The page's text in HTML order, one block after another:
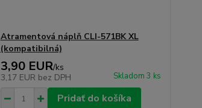
Atramentová náplň CLI-571BK XL
(kompatibilná)
3,90 EUR/ks
3,17 EUR bez DPH Skladom 3 ks
Pridať do košíka